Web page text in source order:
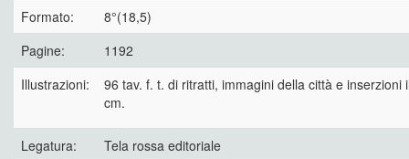
Formato:
8°(18,5)
Pagine:
1192
Illustrazioni:
96 tav. f. t. di ritratti, immagini della città e
cm.
Legatura:
Tela rossa editoriale